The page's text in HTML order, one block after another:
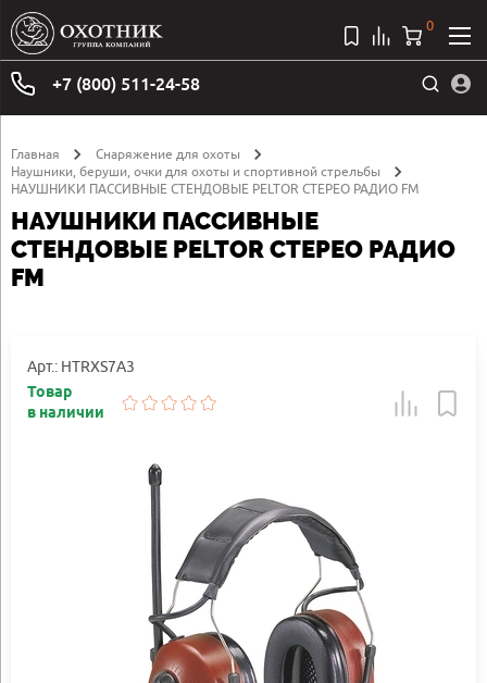
+7 (800) 511-24-58
0
Главная
Снаряжение для охоты
Наушники, беруши, очки для охоты и спортивной стрельбы
НАУШНИКИ ПАССИВНЫЕ СТЕНДОВЫЕ PELTOR СТЕРЕО РАДИО FM
НАУШНИКИ ПАССИВНЫЕ
СТЕНДОВЫЕ PELTOR СТЕРЕО РАДИО
FM
Арт.: HTRXS7A3
Товар
в наличии